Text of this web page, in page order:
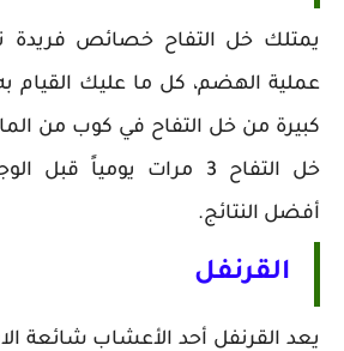
يمتلك خل التفاح خصائص
عملية الهضم، كل ما عليك القيام
كبيرة من خل التفاح في كوب من
خل التفاح 3 مرات يومياً
أفضل النتائج.
القرنفل
يعد القرنفل أحد الأعشاب شائعة